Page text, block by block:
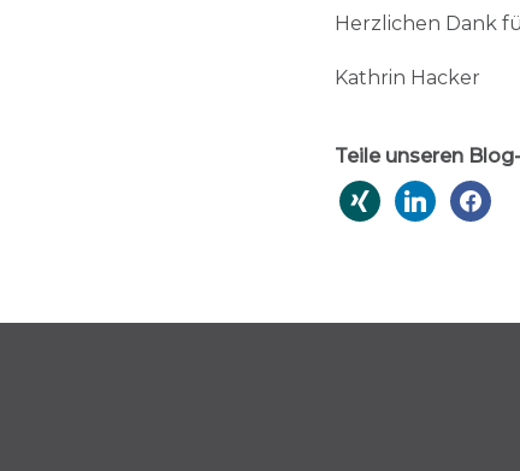
Herzlichen Dank
Kathrin Hacker
Teile unseren